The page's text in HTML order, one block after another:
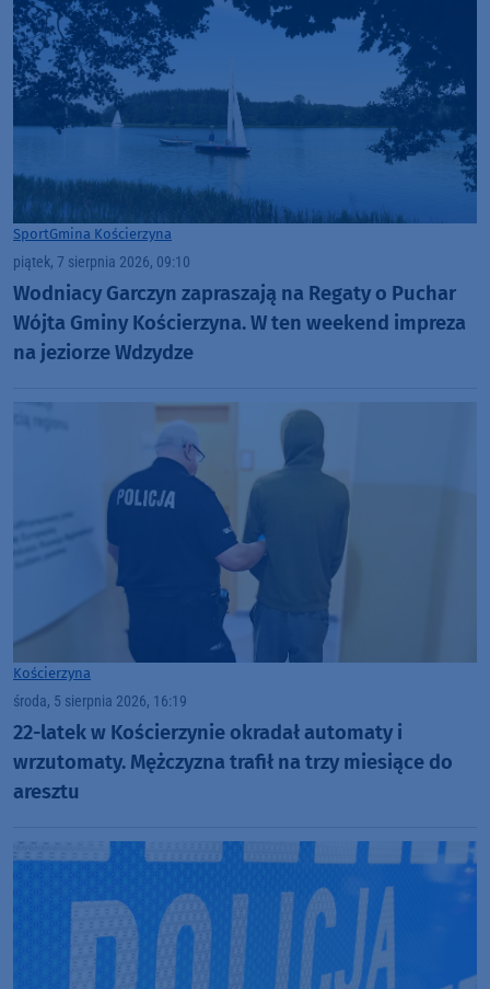
SportGmina Kościerzyna
piątek, 7 sierpnia 2026, 09:10
Wodniacy Garczyn zapraszają na Regaty o Puchar
Wójta Gminy Kościerzyna. W ten weekend impreza
na jeziorze Wdzydze
Kościerzyna
środa, 5 sierpnia 2026, 16:19
22-latek w Kościerzynie okradał automaty i
wrzutomaty. Mężczyzna trafił na trzy miesiące do
aresztu